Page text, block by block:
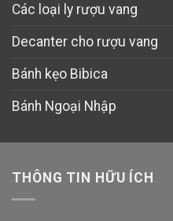
Các loại ly rượu vang
Decanter cho rượu vang
Bánh kẹo Bibica
Bánh Ngoại Nhập
THÔNG TIN HỮU ÍCH